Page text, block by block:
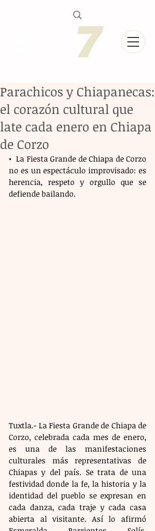
Parachicos y Chiapanecas:
el corazón cultural que
late cada enero en Chiapa
de Corzo
•⁠  ⁠La Fiesta Grande de Chiapa de Corzo
no es un espectáculo improvisado: es
herencia, respeto y orgullo que se
defiende bailando.
Tuxtla.- La Fiesta Grande de Chiapa de
Corzo, celebrada cada mes de enero,
es una de las manifestaciones
culturales más representativas de
Chiapas y del país. Se trata de una
festividad donde la fe, la historia y la
identidad del pueblo se expresan en
cada danza, cada traje y cada casa
abierta al visitante. Así lo afirmó